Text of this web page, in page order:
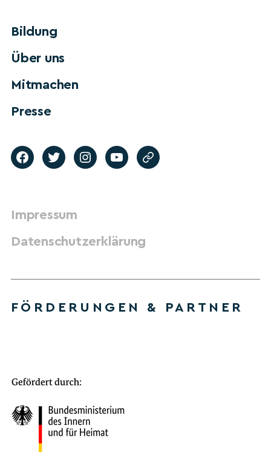
Bildung
Über uns
Mitmachen
Presse
Impressum
Datenschutzerklärung
FÖRDERUNGEN & PARTNER